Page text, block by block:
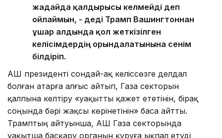
жағдайда қалдырғысы келмейді деп
ойлаймын, - деді Трамп Вашингтоннан
ұшар алдында қол жеткізілген
келісімдердің орындалатынына сенім
білдіріп.
АҚШ президенті сондай-ақ келіссөзге делдал
болған Қатарға алғыс айтып, Газа секторын
қалпына келтіру «уақытты қажет ететінін, бірақ
соңында бәрі жақсы көрінетінін» баса айтты.
Трамптың айтуынша, АҚШ Газа секторында
уақытша басқару органын құруға ықпал етуді